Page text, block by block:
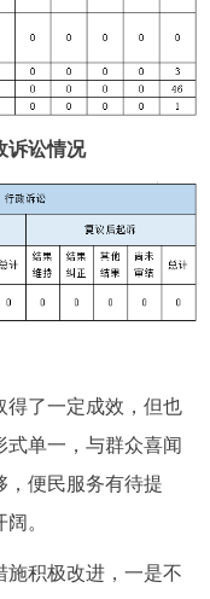
讼情况
了一定成效，但也
单一，与群众喜闻
，便民服务有待提
。
积极改进，一是不